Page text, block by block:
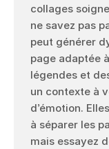
collages
ne savez pas
peut générer
page adaptée
légendes et
un contexte à
d’émotion.
à séparer les
mais essayez